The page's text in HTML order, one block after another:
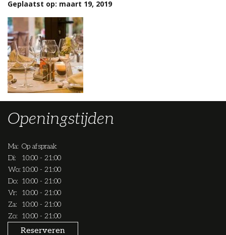
Geplaatst op: maart 19, 2019
Openingstijden
Ma: Op afspraak
Di:
10:00 - 21:00
Wo: 10:00 - 21:00
Do: 10:00 - 21:00
Vr:
10:00 - 21:00
Za:
10:00 - 21:00
Zo: 10:00 - 21:00
Reserveren